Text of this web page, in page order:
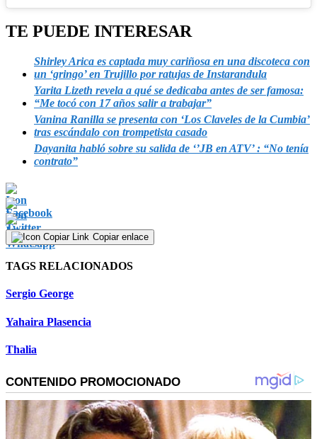
TE PUEDE INTERESAR
Shirley Arica es captada muy cariñosa en una discoteca con
un ‘gringo’ en Trujillo por ratujas de Instarandula
Yarita Lizeth revela a qué se dedicaba antes de ser famosa:
“Me tocó con 17 años salir a trabajar”
Vanina Ranilla se presenta con ‘Los Claveles de la Cumbia’
tras escándalo con trompetista casado
Dayanita habló sobre su salida de ‘’JB en ATV’ : “No tenía
contrato”
Copiar enlace
TAGS RELACIONADOS
Sergio George
Yahaira Plasencia
Thalia